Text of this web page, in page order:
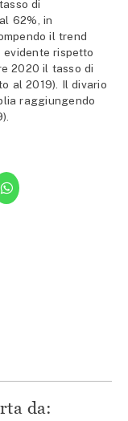
di
62%, in
il trend
evidente rispetto
2020 il tasso di
al 2019). Il divario
raggiungendo
Fai
clic
per
da: